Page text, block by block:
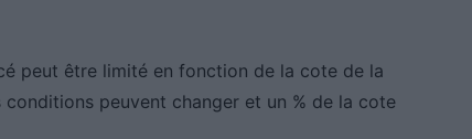
peut être limité en fonction de la cote de la
peuvent changer et un % de la cote